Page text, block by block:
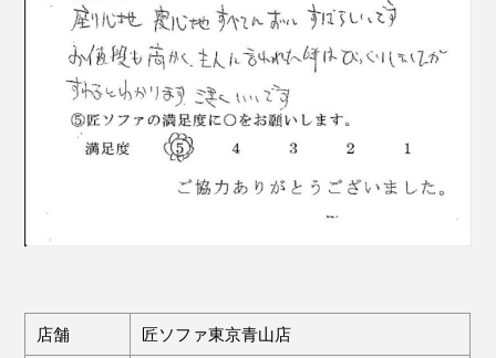
店舗 匠ソファ東京青山店